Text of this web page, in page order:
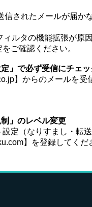
信されたメールが届か
ィルタの機能拡張が原
ご確認ください。
」で必ず受信にチェッ
】からのメールを受
」のレベル変更
設定（なりすまし・転
】を登録してくだ